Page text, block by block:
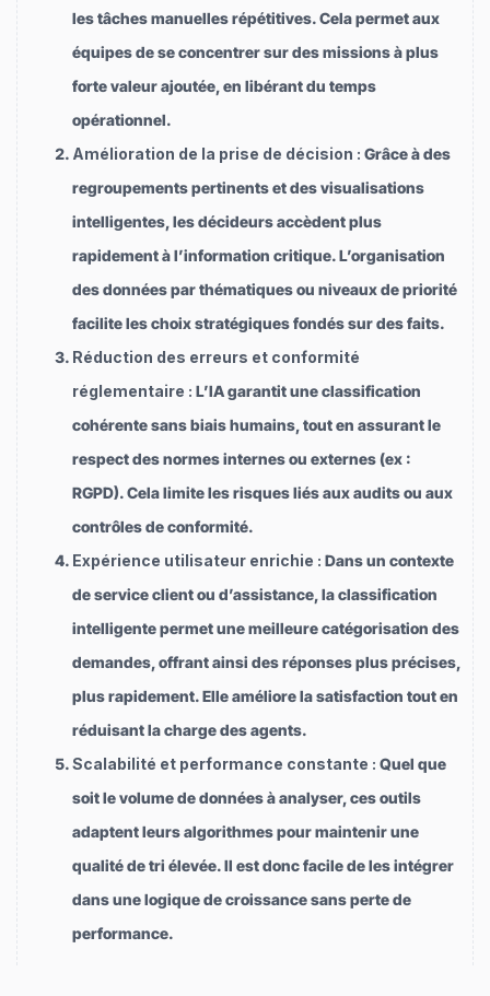
les tâches manuelles répétitives. Cela permet aux
équipes de se concentrer sur des missions à plus
forte valeur ajoutée, en libérant du temps
opérationnel.
Amélioration de la prise de décision : Grâce à des
regroupements pertinents et des visualisations
intelligentes, les décideurs accèdent plus
rapidement à l’information critique. L’organisation
des données par thématiques ou niveaux de priorité
facilite les choix stratégiques fondés sur des faits.
Réduction des erreurs et conformité
réglementaire : L’IA garantit une classification
cohérente sans biais humains, tout en assurant le
respect des normes internes ou externes (ex :
RGPD). Cela limite les risques liés aux audits ou aux
contrôles de conformité.
Expérience utilisateur enrichie : Dans un contexte
de service client ou d’assistance, la classification
intelligente permet une meilleure catégorisation des
demandes, offrant ainsi des réponses plus précises,
plus rapidement. Elle améliore la satisfaction tout en
réduisant la charge des agents.
Scalabilité et performance constante : Quel que
soit le volume de données à analyser, ces outils
adaptent leurs algorithmes pour maintenir une
qualité de tri élevée. Il est donc facile de les intégrer
dans une logique de croissance sans perte de
performance.